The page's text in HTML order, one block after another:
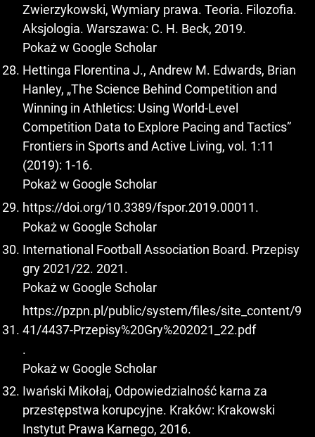
Zwierzykowski, Wymiary prawa. Teoria. Filozofia.
Aksjologia. Warszawa: C. H. Beck, 2019.
Pokaż w Google Scholar
Hettinga Florentina J., Andrew M. Edwards, Brian
Hanley, „The Science Behind Competition and
Winning in Athletics: Using World-Level
Competition Data to Explore Pacing and Tactics”
Frontiers in Sports and Active Living, vol. 1:11
(2019): 1-16.
Pokaż w Google Scholar
https://doi.org/10.3389/fspor.2019.00011.
Pokaż w Google Scholar
International Football Association Board. Przepisy
gry 2021/22. 2021.
Pokaż w Google Scholar
https://pzpn.pl/public/system/files/site_content/9
41/4437-Przepisy%20Gry%202021_22.pdf
.
Pokaż w Google Scholar
Iwański Mikołaj, Odpowiedzialność karna za
przestępstwa korupcyjne. Kraków: Krakowski
Instytut Prawa Karnego, 2016.